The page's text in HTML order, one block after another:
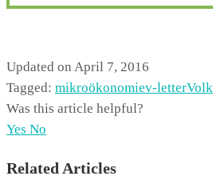
Updated on April 7, 2016
Tagged: mikroökonomiev-letter
Was this article helpful?
Yes No
Related Articles